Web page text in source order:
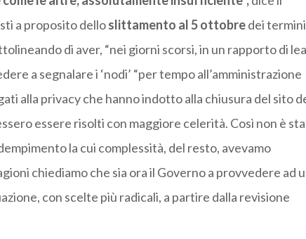
a proposito delloslittamento al 5 ottobredei
di aver, “nei giorni scorsi, in un rapporto di
a segnalare i ‘nodi’ “per tempo all’amministrazione
alla privacy che hanno indotto alla chiusura del sito
essere risolti con maggiore celerità. Così non è
la cui complessità, del resto, avevamo
chiediamo che sia ora il Governo a provvedere ad
con scelte più radicali, a partire dalla revisione